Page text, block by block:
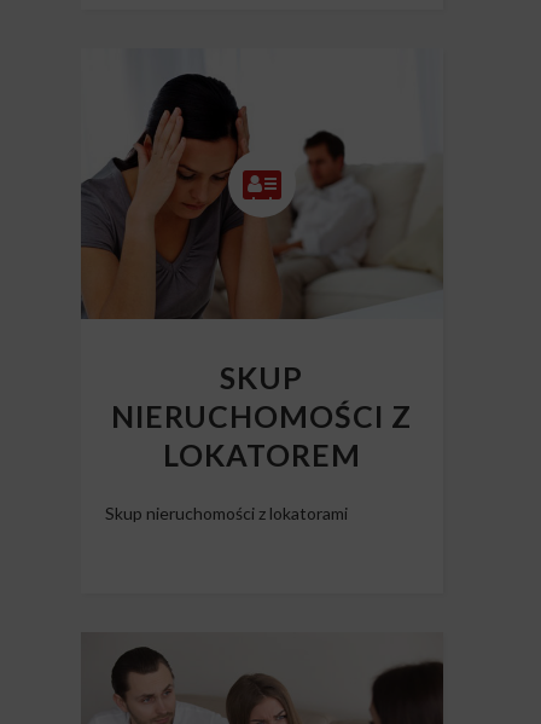
SKUP
NIERUCHOMOŚCI Z
LOKATOREM
Skup nieruchomości z lokatorami